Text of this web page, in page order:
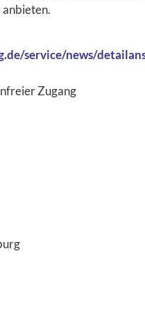
anbieten.
service/news/
Zugang